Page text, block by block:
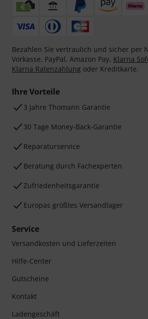
Bezahlen Sie vertraulich und sicher per
Vorkasse, PayPal, Amazon Pay, Klarna
Klarna Ratenzahlung oder Kreditkarte.
Ihre Vorteile
3 Jahre Thomann Garantie
30 Tage Money-Back-Garantie
Reparaturservice
Beratung durch Fachexperten
Zufriedenheitsgarantie
Europas größtes Versandlager
Service
Versandkosten und Lieferzeiten
Hilfe-Center
Gutscheine
Kontakt
Ladengeschäft